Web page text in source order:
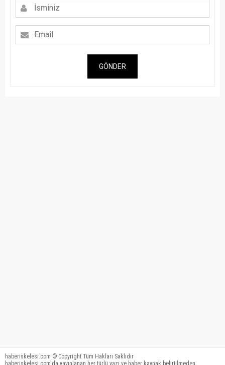
GÖNDER
haberiskelesi.com © Copyright Tüm Hakları Saklıdır
haberiskelesi.com'da yayınlanan her türlü yazı ve haber kaynak belirtilmeden